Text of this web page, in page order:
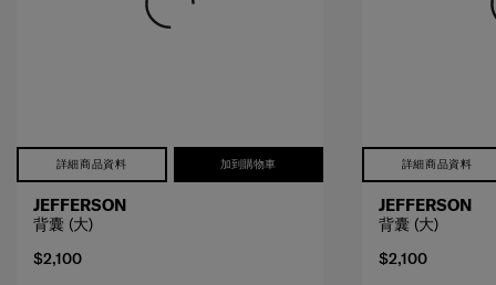
詳細商品資料 加到購物車
JEFFERSON
背囊 (大)
$2,100
詳細商品資料
JEFFERSON
背囊 (大)
$2,100